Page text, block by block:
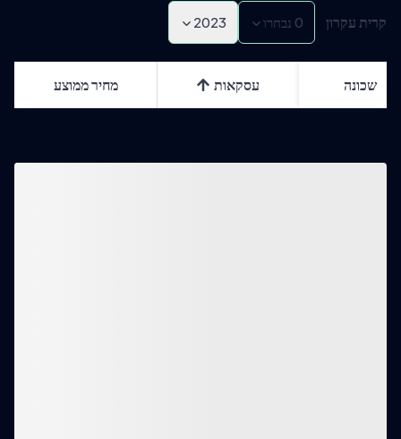
2023 0 נבחרו קרית עקרון
שכונה עסקאות מחיר ממוצע